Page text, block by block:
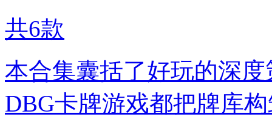
共6款
本合集囊括了好玩的深
DBG卡牌游戏都把牌库